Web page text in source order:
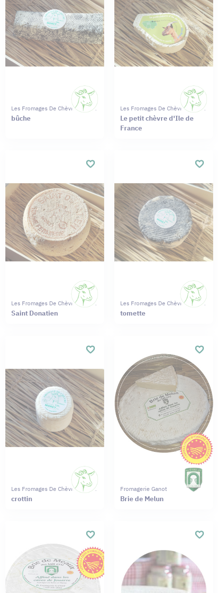
Les Fromages De Chèvres Moret
bûche
Les Fromages De Chèvres Moret
Le petit chèvre d'Ile de
France
Les Fromages De Chèvres Moret
Saint Donatien
Les Fromages De Chèvres Moret
tomette
Les Fromages De Chèvres Moret
crottin
Fromagerie Ganot
Brie de Melun